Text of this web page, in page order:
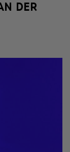
DER